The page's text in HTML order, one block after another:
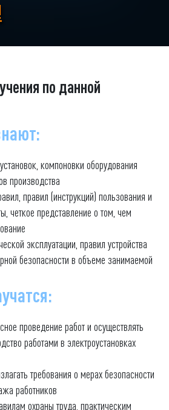
по данной
компоновки оборудования
производства
правил (инструкций) пользования и
четкое представление о том, чем
эксплуатации, правил устройства
безопасности в объеме занимаемой
проведение работ и осуществлять
работами в электроустановках
требования о мерах безопасности
работников
охраны труда, практическим